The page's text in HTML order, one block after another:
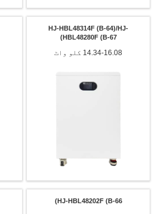
HJ-HBL48314F (B-64)/HJ-
HBL48280F (B-67)
14.34-16.08 کلو واٹ
HJ-HBL48202F (B-66)